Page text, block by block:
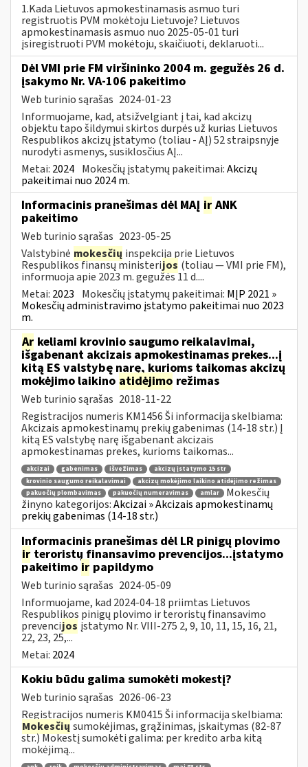
1.Kada Lietuvos apmokestinamasis asmuo turi
registruotis PVM mokėtoju Lietuvoje? Lietuvos
apmokestinamasis asmuo nuo 2025-05-01 turi
įsiregistruoti PVM mokėtoju, skaičiuoti, deklaruoti...
Dėl VMI prie FM viršininko 2004 m. gegužės 26 d.
įsakymo Nr. VA-106 pakeitimo
Web turinio sąrašas 2024-01-23
Informuojame, kad, atsižvelgiant į tai, kad akcizų
objektu tapo šildymui skirtos durpės už kurias Lietuvos
Respublikos akcizų įstatymo (toliau - AĮ) 52 straipsnyje
nurodyti asmenys, susiklosčius AĮ...
Metai: 2024 Mokesčių įstatymų pakeitimai:Akcizų
pakeitimai nuo 2024 m.
Informacinis pranešimas dėl MAĮ ir ANK
pakeitimo
Web turinio sąrašas 2023-05-25
Valstybinė mokesčių inspekcija prie Lietuvos
Respublikos finansų ministerijos (toliau — VMI prie FM),
informuoja apie 2023 m. gegužės 11 d....
Metai: 2023 Mokesčių įstatymų pakeitimai: MĮP 2021 »
Mokesčių administravimo įstatymo pakeitimai nuo 2023
m.
Ar keliami krovinio saugumo reikalavimai,
išgabenant akcizais apmokestinamas prekes...į
kitą ES valstybę narę, kurioms taikomas akcizų
mokėjimo laikino atidėjimo režimas
Web turinio sąrašas 2018-11-22
Registracijos numeris KM1456 Ši informacija skelbiama:
Akcizais apmokestinamų prekių gabenimas (14-18 str.) Į
kitą ES valstybę narę išgabenant akcizais
apmokestinamas prekes, kurioms taikomas...
akcizai gabenimas išvežimas
akcizų įstatymo 15 str
krovinio saugumo reikalavimai
akcizų mokėjimo laikino atidėjimo režimas
pakuočių plombavimas
pakuočių numeravimas amlar
Mokesčių
žinyno kategorijos:Akcizai » Akcizais apmokestinamų
prekių gabenimas (14-18 str.)
Informacinis pranešimas dėl LR pinigų plovimo
ir teroristų finansavimo prevencijos...įstatymo
pakeitimo ir papildymo
Web turinio sąrašas 2024-05-09
Informuojame, kad 2024-04-18 priimtas Lietuvos
Respublikos pinigų plovimo ir teroristų finansavimo
prevencijos įstatymo Nr. VIII-275 2, 9, 10, 11, 15, 16, 21,
22, 23, 25,...
Metai: 2024
Kokiu būdu galima sumokėti mokestį?
Web turinio sąrašas 2026-06-23
Registracijos numeris KM0415 Ši informacija skelbiama:
Mokesčių sumokėjimas, grąžinimas, įskaitymas (82-87
str.) Mokestį sumokėti galima: per kredito arba kitą
mokėjimą...